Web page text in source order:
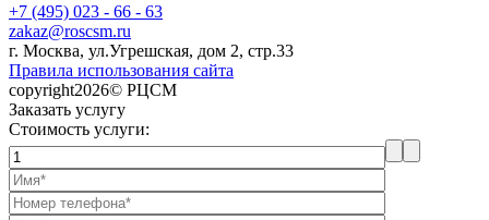
+7 (495) 023 - 66 - 63
zakaz@roscsm.ru
г. Москва, ул.Угрешская, дом 2, стр.33
Правила использования сайта
copyright2026© РЦСМ
Заказать услугу
Стоимость услуги: